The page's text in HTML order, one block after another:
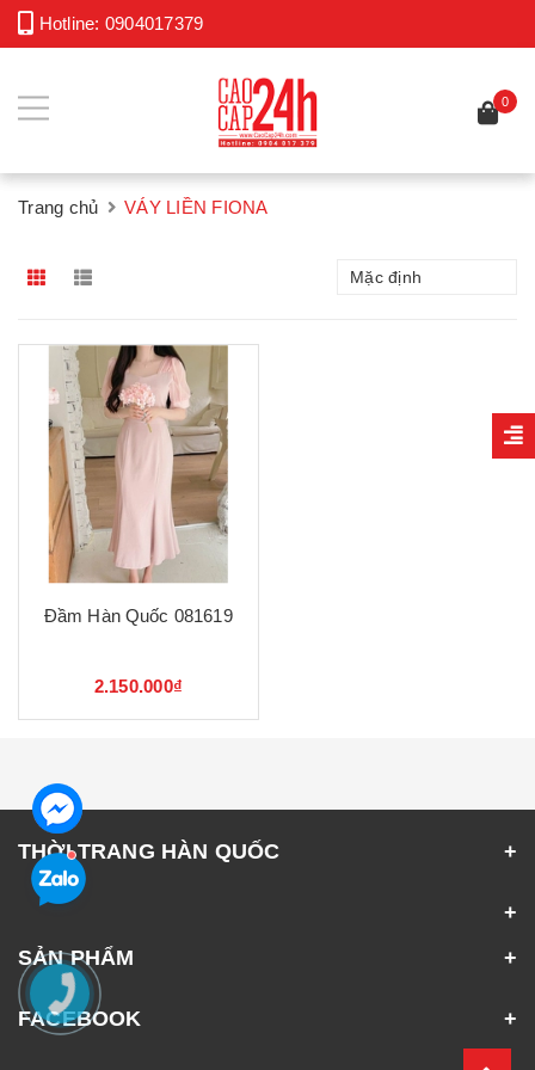
Hotline: 0904017379
0
Trang chủ VÁY LIỀN FIONA
Mặc định
Đầm Hàn Quốc 081619
2.150.000₫
THỜI TRANG HÀN QUỐC
SẢN PHẨM
FACEBOOK